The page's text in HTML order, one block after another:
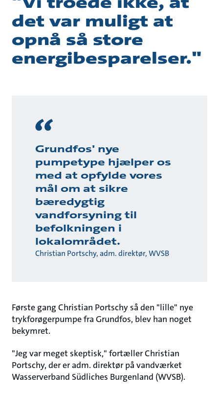
det var muligt at
opnå så store
energibesparelser."
Grundfos' nye
pumpetype hjælper os
med at opfylde vores
mål om at sikre
bæredygtig
vandforsyning til
befolkningen i
lokalområdet.
Christian Portschy, adm. direktør, WVSB
Første gang Christian Portschy så den "lille" nye
trykforøgerpumpe fra Grundfos, blev han noget
bekymret.
"Jeg var meget skeptisk," fortæller Christian
Portschy, der er adm. direktør på vandværket
Wasserverband Südliches Burgenland (WVSB).